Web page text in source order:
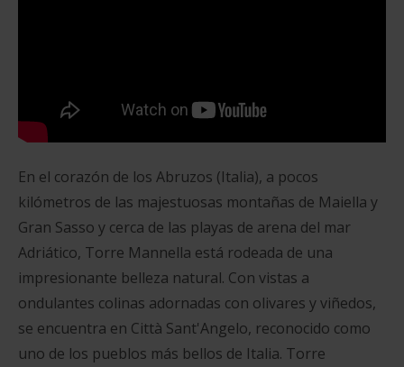
En el corazón de los Abruzos (Italia), a pocos
kilómetros de las majestuosas montañas de Maiella y
Gran Sasso y cerca de las playas de arena del mar
Adriático, Torre Mannella está rodeada de una
impresionante belleza natural. Con vistas a
ondulantes colinas adornadas con olivares y viñedos,
se encuentra en Città Sant'Angelo, reconocido como
uno de los pueblos más bellos de Italia. Torre